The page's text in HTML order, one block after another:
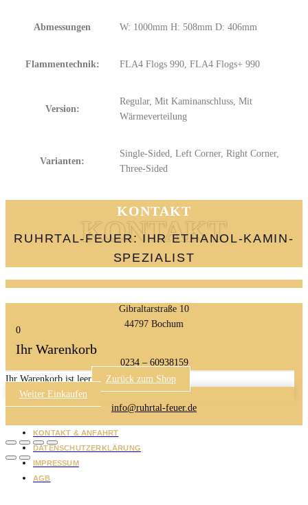
Abmessungen W: 1000mm H: 508mm D: 406mm
Flammentechnik: FLA4 Flogs 990, FLA4 Flogs+ 990
Version:
Regular, Mit Kaminanschluss, Mit
Wärmeverteilung
Varianten:
Single-Sided, Left Corner, Right Corner,
Three-Sided
KONTAKT
KONTAKT
RUHRTAL-FEUER: IHR ETHANOL-KAMIN-
SPEZIALIST
Gibraltarstraße 10
44797 Bochum
0234 – 60938159
info@ruhrtal-feuer.de
KONTAKT & ANFAHRT
DATENSCHUTZERKLÄRUNG
IMPRESSUM
AGB
0
Ihr Warenkorb
Ihr Warenkorb ist leer
Zurück zum Shop
Weiter Einkaufen